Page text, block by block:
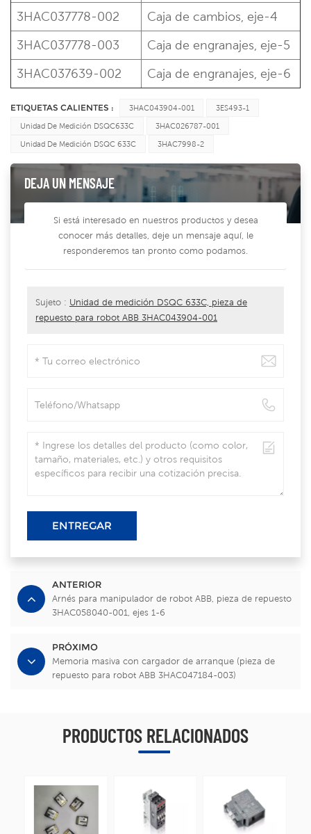
3HAC037778-002
Caja de cambios, eje-4
3HAC037778-003
Caja de engranajes, eje-5
3HAC037639-002
Caja de engranajes, eje-6
ETIQUETAS CALIENTES : 3HAC043904-001 3ES493-1
Unidad De Medición DSQC633C 3HAC026787-001
Unidad De Medición DSQC 633C 3HAC7998-2
DEJA UN MENSAJE
Si está interesado en nuestros productos y desea
conocer más detalles, deje un mensaje aquí, le
responderemos tan pronto como podamos.
Sujeto : Unidad de medición DSQC 633C, pieza de
repuesto para robot ABB 3HAC043904-001
ENTREGAR
ANTERIOR
Arnés para manipulador de robot ABB, pieza de repuesto
3HAC058040-001, ejes 1-6
PRÓXIMO
Memoria masiva con cargador de arranque (pieza de
repuesto para robot ABB 3HAC047184-003)
PRODUCTOS RELACIONADOS